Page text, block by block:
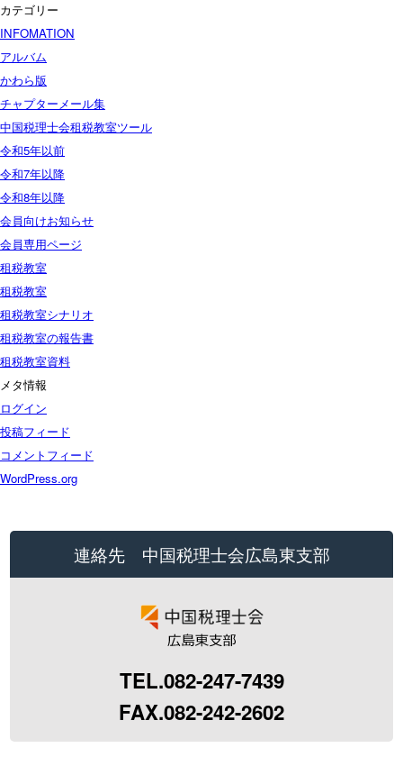
カテゴリー
INFOMATION
アルバム
かわら版
チャプターメール集
中国税理士会租税教室ツール
令和5年以前
令和7年以降
令和8年以降
会員向けお知らせ
会員専用ページ
租税教室
租税教室
租税教室シナリオ
租税教室の報告書
租税教室資料
メタ情報
ログイン
投稿フィード
コメントフィード
WordPress.org
連絡先 中国税理士会広島東支部
TEL.082-247-7439
FAX.082-242-2602